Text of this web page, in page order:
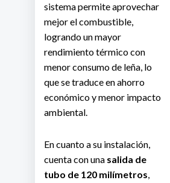
sistema permite aprovechar
mejor el combustible,
logrando un mayor
rendimiento térmico con
menor consumo de leña, lo
que se traduce en ahorro
económico y menor impacto
ambiental.
En cuanto a su instalación,
cuenta con una salida de
tubo de 120 milímetros,